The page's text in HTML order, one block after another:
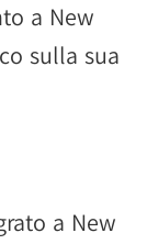
a New
sulla sua
a New